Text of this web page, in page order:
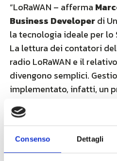
Consenso Dettagli
“LoRaWAN – afferma
Business Developerdi
la tecnologia ideale per lo
La lettura dei contatori
radio LoRaWAN e il
divengono semplici.
implementato, infatti, un
telelettura estesa di tutte
di Gavi. Il progetto –
l’installazione di circa
modulo radio LoRaWAN
la realizzazione